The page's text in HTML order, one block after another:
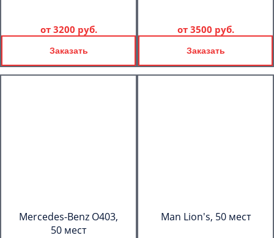
от 3200 руб.
Заказать
от 3500 руб.
Заказать
Mercedes-Benz О403,
50 мест
Man Lion's, 50 мест